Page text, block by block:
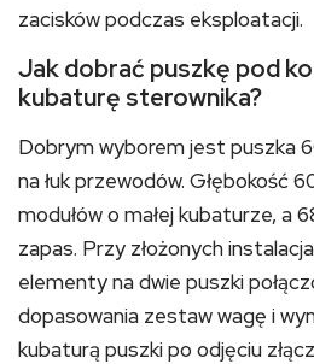
zacisków podczas eksploatacji.
Jak dobrać puszkę pod
kubaturę sterownika?
Dobrym wyborem jest puszka
na łuk przewodów. Głębokość
modułów o małej kubaturze, a
zapas. Przy złożonych
elementy na dwie puszki
dopasowania zestaw wagę i
kubaturą puszki po odjęciu